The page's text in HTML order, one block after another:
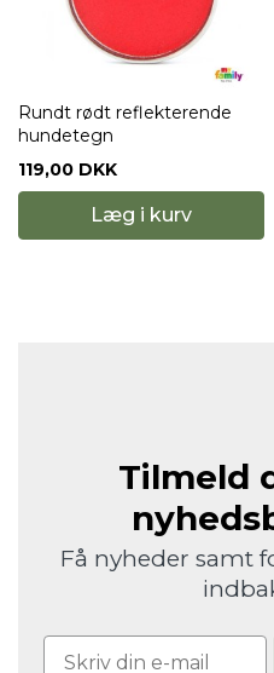
Rundt rødt reflekterende
hundetegn
119,00 DKK
Læg i kurv
Tilmeld
Få nyheder samt